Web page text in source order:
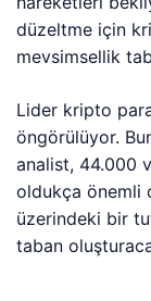
düzeltme için
mevsimsellik
Lider kripto
öngörülüyor.
analist, 44.000
oldukça önemli
üzerindeki bir
taban